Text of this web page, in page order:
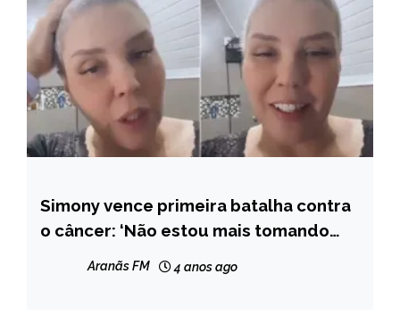
ENTRETENIMENTO
Simony vence primeira batalha contra
o câncer: ‘Não estou mais tomando
Aranãs FM 4 anos ago